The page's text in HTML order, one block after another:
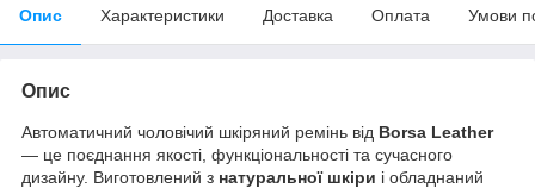
Опис Характеристики Доставка Оплата Умови
Опис
Автоматичний чоловічий шкіряний ремінь від Borsa Leather
— це поєднання якості, функціональності та сучасного
дизайну. Виготовлений з натуральної шкіри і обладнаний